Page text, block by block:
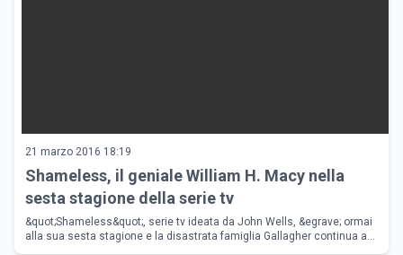
21 marzo 2016 18:19
Shameless, il geniale William H. Macy nella
sesta stagione della serie tv
&quot;Shameless&quot;, serie tv ideata da John Wells, &egrave; ormai
alla sua sesta stagione e la disastrata famiglia Gallagher continua a